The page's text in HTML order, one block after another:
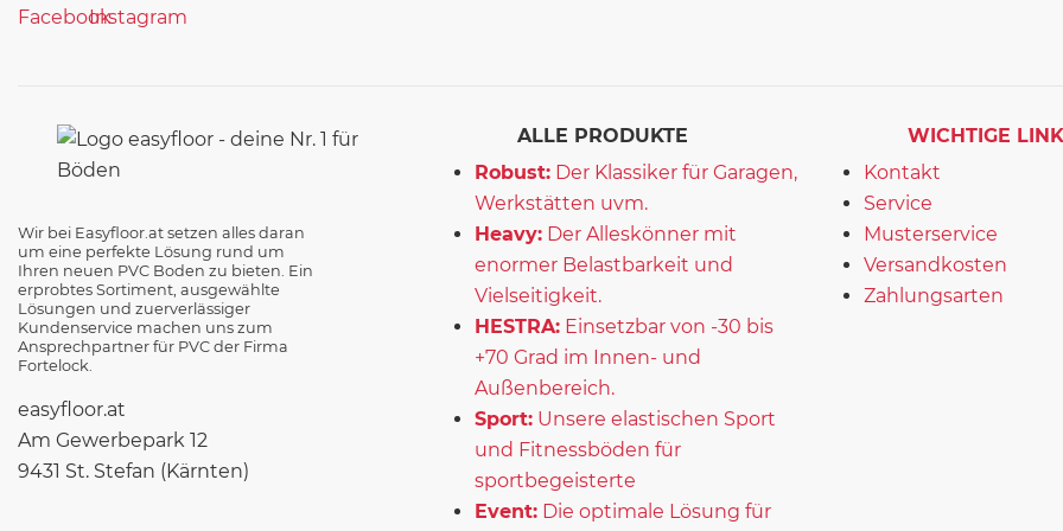
Wir bei Easyfloor.at setzen alles daran
um eine perfekte Lösung rund um
Ihren neuen PVC Boden zu bieten. Ein
erprobtes Sortiment, ausgewählte
Lösungen und zuerverlässiger
Kundenservice machen uns zum
Ansprechpartner für PVC der Firma
Fortelock.
easyfloor.at
Am Gewerbepark 12
9431 St. Stefan (Kärnten)
ALLE PRODUKTE
Robust: Der Klassiker für Garagen,
Werkstätten uvm.
Heavy: Der Alleskönner mit
enormer Belastbarkeit und
Vielseitigkeit.
HESTRA: Einsetzbar von -30 bis
+70 Grad im Innen- und
Außenbereich.
Sport: Unsere elastischen Sport
und Fitnessböden für
sportbegeisterte
Event: Die optimale Lösung für
WICHTIGE
Kontakt
Service
Musterservice
Versandkosten
Zahlungsarten